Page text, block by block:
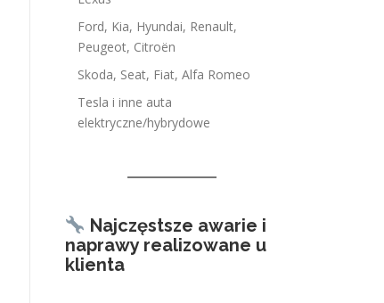
Ford, Kia, Hyundai, Renault,
Peugeot, Citroën
Skoda, Seat, Fiat, Alfa Romeo
Tesla i inne auta
elektryczne/hybrydowe
Najczęstsze awarie i
naprawy realizowane u
klienta